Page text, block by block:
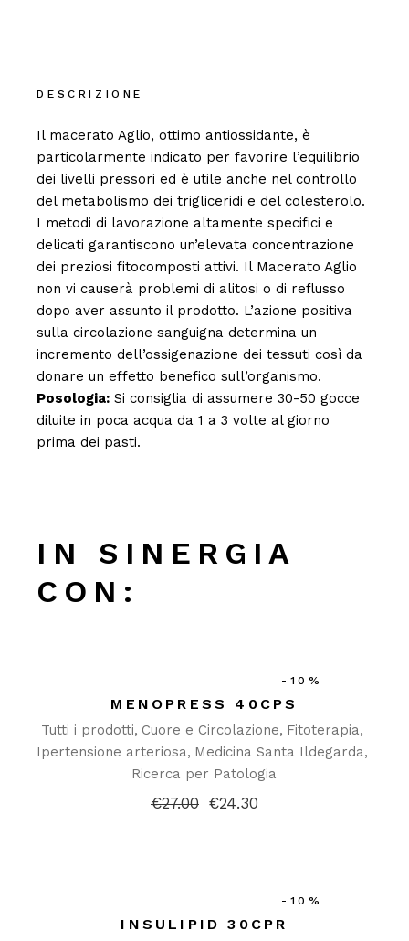
DESCRIZIONE
Il macerato Aglio, ottimo antiossidante, è
particolarmente indicato per favorire l’equilibrio
dei livelli pressori ed è utile anche nel controllo
del metabolismo dei trigliceridi e del colesterolo.
I metodi di lavorazione altamente specifici e
delicati garantiscono un’elevata concentrazione
dei preziosi fitocomposti attivi. Il Macerato Aglio
non vi causerà problemi di alitosi o di reflusso
dopo aver assunto il prodotto. L’azione positiva
sulla circolazione sanguigna determina un
incremento dell’ossigenazione dei tessuti così da
donare un effetto benefico sull’organismo.
Posologia: Si consiglia di assumere 30-50 gocce
diluite in poca acqua da 1 a 3 volte al giorno
prima dei pasti.
IN SINERGIA
CON:
-10%
MENOPRESS 40CPS
Tutti i prodotti Cuore e Circolazione Fitoterapia
Ipertensione arteriosa Medicina Santa Ildegarda
Ricerca per Patologia
€27.00 Il€24.30
Il
-10%
INSULIPID 30CPR